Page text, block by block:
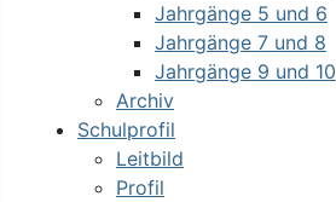
Jahrgänge 5 und 6
Jahrgänge 7 und 8
Jahrgänge 9 und 10
Archiv
Schulprofil
Leitbild
Profil